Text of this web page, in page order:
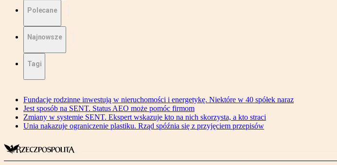
Polecane
Najnowsze
Tagi
Fundacje rodzinne inwestują w nieruchomości i energetykę. Niektóre w 40 spółek naraz
Jest sposób na SENT. Status AEO może pomóc firmom
Zmiany w systemie SENT. Ekspert wskazuje kto na nich skorzysta, a kto straci
Unia nakazuje ograniczenie plastiku. Rząd spóźnia się z przyjęciem przepisów